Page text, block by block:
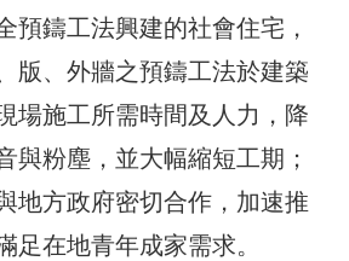
預鑄工法興建的社會住宅，
版、外牆之預鑄工法於建築
場施工所需時間及人力，降
與粉塵，並大幅縮短工期；
地方政府密切合作，加速推
足在地青年成家需求。